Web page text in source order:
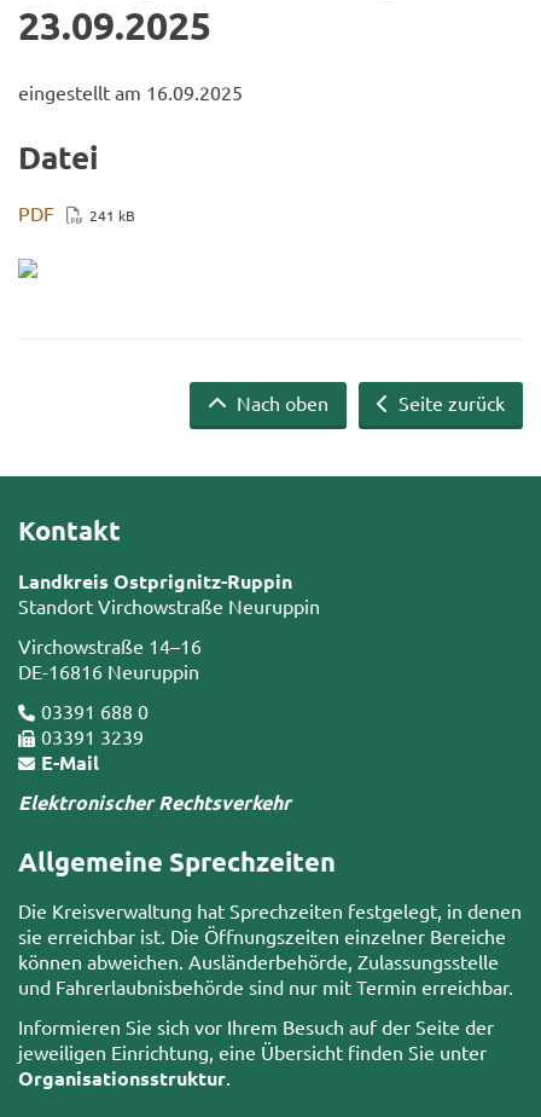
23.09.2025
ein­ge­stellt am 16.09.2025
Datei
PDF 241 kB
Seite zurück
Nach oben
Kontakt
Landkreis Ostprignitz-Ruppin
Standort Virchowstraße Neuruppin
Virchowstraße 14–16
DE-16816 Neuruppin
03391 688 0
03391 3239
E-Mail
Elektronischer Rechtsverkehr
Allgemeine Sprechzeiten
Die Kreisverwaltung hat Sprechzeiten festgelegt, in denen
sie erreichbar ist. Die Öffnungszeiten einzelner Bereiche
können abweichen. Ausländerbehörde, Zulassungsstelle
und Fahrerlaubnisbehörde sind nur mit Termin erreichbar.
Informieren Sie sich vor Ihrem Besuch auf der Seite der
jeweiligen Einrichtung, eine Übersicht finden Sie unter
Organisationsstruktur.